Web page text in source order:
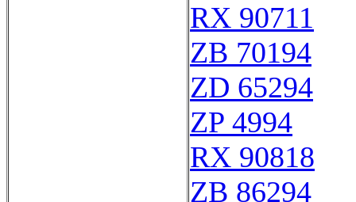
RX 90711
ZB 70194
ZD 65294
ZP 4994
RX 90818
ZB 86294